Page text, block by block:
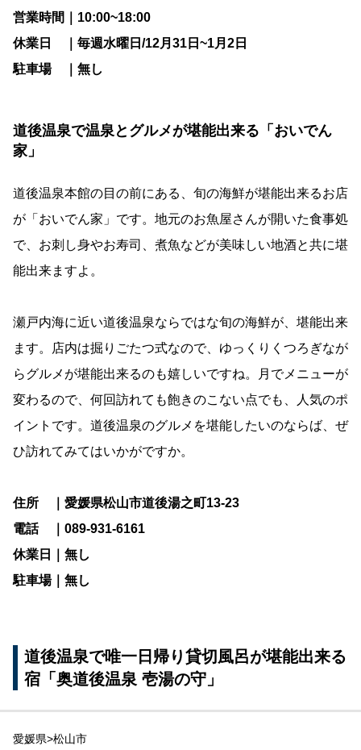
営業時間｜10:00~18:00
休業日 ｜毎週水曜日/12月31日~1月2日
駐車場 ｜無し
道後温泉で温泉とグルメが堪能出来る「おいでん
家」
道後温泉本館の目の前にある、旬の海鮮が堪能出来るお店
が「おいでん家」です。地元のお魚屋さんが開いた食事処
で、お刺し身やお寿司、煮魚などが美味しい地酒と共に堪
能出来ますよ。
瀬戸内海に近い道後温泉ならではな旬の海鮮が、堪能出来
ます。店内は掘りごたつ式なので、ゆっくりくつろぎなが
らグルメが堪能出来るのも嬉しいですね。月でメニューが
変わるので、何回訪れても飽きのこない点でも、人気のポ
イントです。道後温泉のグルメを堪能したいのならば、ぜ
ひ訪れてみてはいかがですか。
住所 ｜愛媛県松山市道後湯之町13-23
電話 ｜089-931-6161
休業日｜無し
駐車場｜無し
道後温泉で唯一日帰り貸切風呂が堪能出来る
宿「奥道後温泉 壱湯の守」
愛媛県>松山市